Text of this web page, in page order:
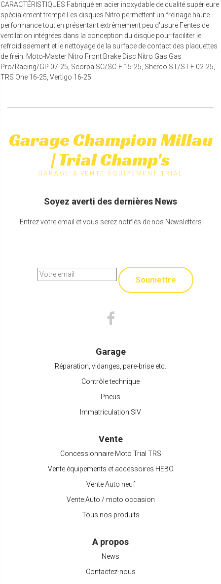
CARACTÉRISTIQUES Fabriqué en acier inoxydable de qualité supérieure
spécialement trempé Les disques Nitro permettent un freinage haute
performance tout en présentant extrêmement peu d'usure Fentes de
ventilation intégrées dans la conception du disque pour faciliter le
refroidissement et le nettoyage de la surface de contact des plaquettes
de frein. Moto-Master Nitro Front Brake Disc Nitro Gas Gas
Pro/Racing/GP 07-25, Scorpa SC/SC-F 15-25, Sherco ST/ST-F 02-25,
TRS One 16-25, Vertigo 16-25
Garage Champion Millau
| Trial Champ's
GARAGE & VENTE ÉQUIPEMENT TRIAL
Soyez averti des dernières News
Entrez votre email et vous serez notifiés de nos Newsletters
Soumettre
Garage
Réparation, vidanges, pare-brise etc.
Contrôle technique
Pneus
Immatriculation SIV
Vente
Concessionnaire Moto Trial TRS
Vente équipements et accessoires HEBO
Vente Auto neuf
Vente Auto / moto occasion
Tous nos produits
A propos
News
Contactez-nous